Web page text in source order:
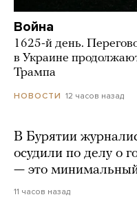
Война
1625-й день.
в Украине
Трампа
НОВОСТИ 12 часов назад
В Бурятии
осудили по делу о
— это минимальный
11 часов назад